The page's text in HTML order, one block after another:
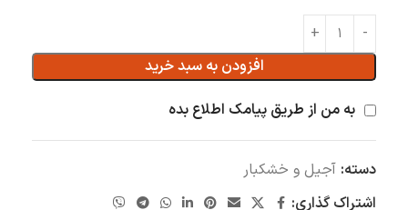
افزودن به سبد خرید
به من از طریق پیامک اطلاع بده
دسته: آجیل و خشکبار
اشتراک گذاری: